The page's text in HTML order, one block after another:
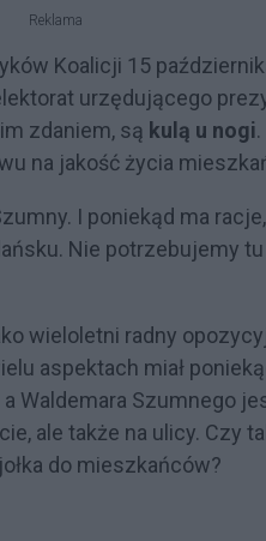
Reklama
Koalicji 15
urzędującego
zdaniem, są kulą u nogi
na jakość życia
I poniekąd ma
Nie potrzebujemy
wieloletni radny
aspektach miał
Waldemara Szumnego
ale także na ulicy. Czy
do mieszkańców?